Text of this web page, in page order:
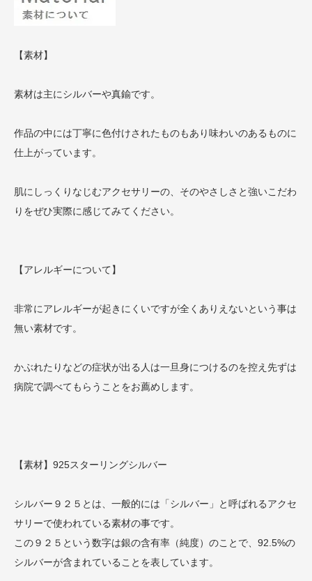
【素材】
素材は主にシルバーや真鍮です。
作品の中には丁寧に色付けされたものもあり味わいのあるものに
仕上がっています。
肌にしっくりなじむアクセサリーの、そのやさしさと強いこだわ
りをぜひ実際に感じてみてください。
【アレルギーについて】
非常にアレルギーが起きにくいですが全くありえないという事は
無い素材です。
かぶれたりなどの症状が出る人は一旦身につけるのを控え先ずは
病院で調べてもらうことをお薦めします。
【素材】925スターリングシルバー
シルバー９２５とは、一般的には「シルバー」と呼ばれるアクセ
サリーで使われている素材の事です。
この９２５という数字は銀の含有率（純度）のことで、92.5%の
シルバーが含まれていることを表しています。